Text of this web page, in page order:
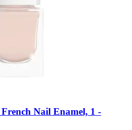
French Nail Enamel, 1 -​